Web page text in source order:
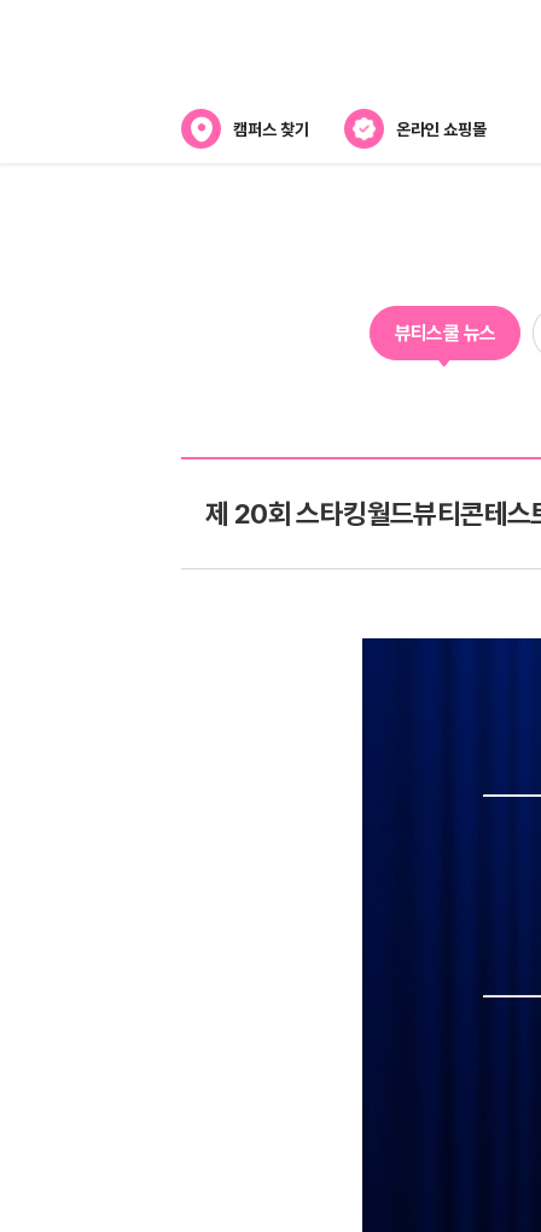
캠퍼스 찾기 온라인 쇼핑몰
전국캠퍼스 찾기
제휴협력사
뷰티스쿨 뉴스
제 20회 스타킹월드뷰티콘테스